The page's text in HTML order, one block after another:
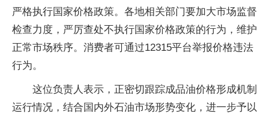
严格执行国家价格政策。各地相关部门要加大市场监督
检查力度，严厉查处不执行国家价格政策的行为，维护
正常市场秩序。消费者可通过12315平台举报价格违法
行为。
这位负责人表示，正密切跟踪成品油价格形成机制
运行情况，结合国内外石油市场形势变化，进一步予以